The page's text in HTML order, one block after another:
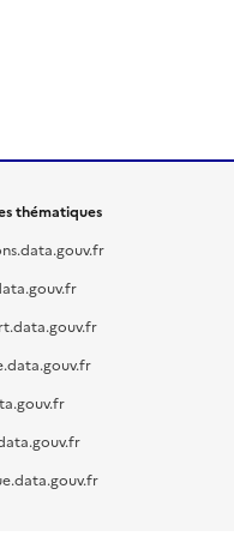
thématiques